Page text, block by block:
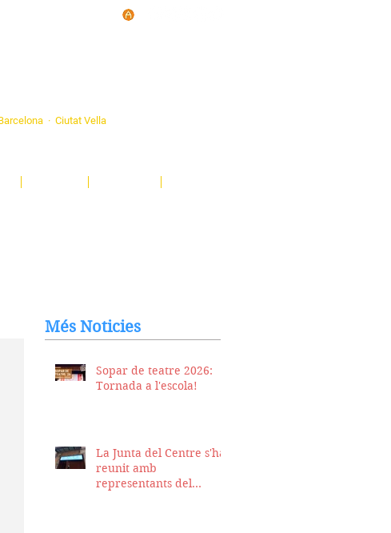
· Ciutat Vella
Més Noticies
Sopar de teatre 2026:
Tornada a l'escola!
La Junta del Centre s'ha
reunit amb
representants del